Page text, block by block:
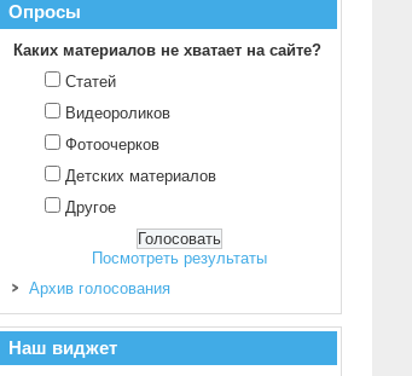
Опросы
Каких материалов не хватает на сайте?
Статей
Видеороликов
Фотоочерков
Детских материалов
Другое
Посмотреть результаты
Архив голосования
Наш виджет